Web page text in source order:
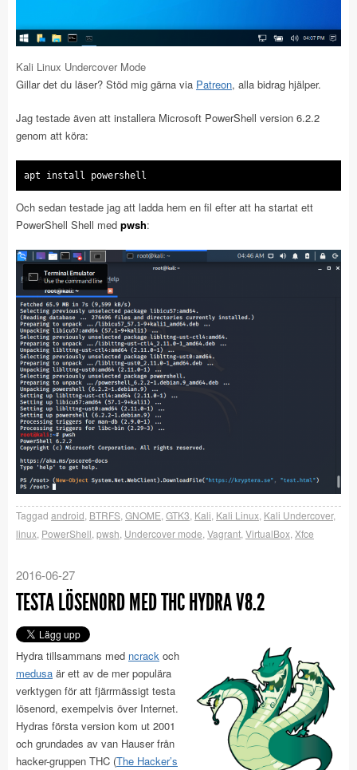
Kali Linux Undercover Mode
Gillar det du läser? Stöd mig gärna via Patreon, alla bidrag hjälper.
Jag testade även att installera Microsoft PowerShell version 6.2.2
genom att köra:
apt install powershell
Och sedan testade jag att ladda hem en fil efter att ha startat ett
PowerShell Shell med pwsh:
Taggad android BTRFS GNOME GTK3 Kali Kali Linux Kali Undercover,
linux PowerShell pwsh Undercover mode Vagrant VirtualBox Xfce
2016-06-27
TESTA LÖSENORD MED THC HYDRA V8.2
Hydra tillsammans med ncrack och
medusa är ett av de mer populära
verktygen för att fjärrmässigt testa
lösenord, exempelvis över Internet.
Hydras första version kom ut 2001
och grundades av van Hauser från
hacker-gruppen THC (The Hacker’s